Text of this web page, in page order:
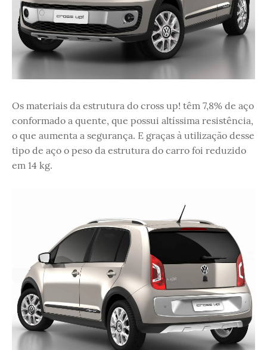
Os materiais da estrutura do cross up! têm 7,8% de aço
conformado a quente, que possui altíssima resistência,
o que aumenta a segurança. E graças à utilização desse
tipo de aço o peso da estrutura do carro foi reduzido
em 14 kg.